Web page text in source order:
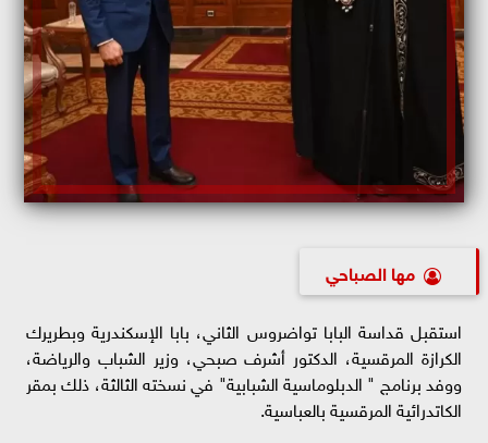
مها الصباحي
استقبل قداسة البابا تواضروس الثاني، بابا الإسكندرية وبطريرك
الكرازة المرقسية، الدكتور أشرف صبحي، وزير الشباب والرياضة،
ووفد برنامج " الدبلوماسية الشبابية" في نسخته الثالثة، ذلك بمقر
الكاتدرائية المرقسية بالعباسية.